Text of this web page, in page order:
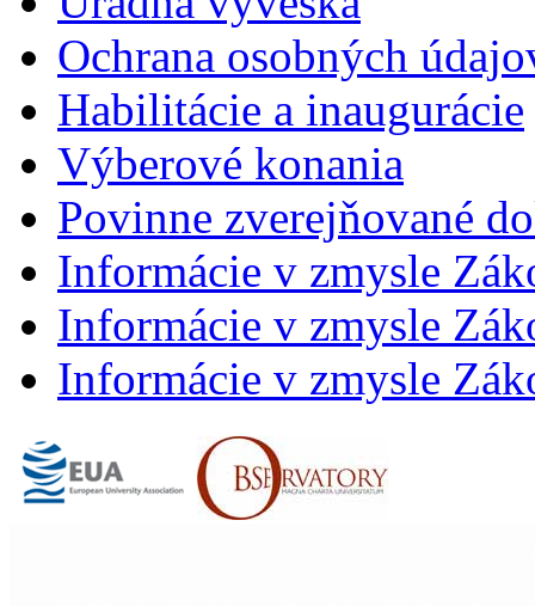
Ochrana osobných
Habilitácie a inaugurácie
Výberové konania
Povinne zverejňované
Informácie v zmysle
Informácie v zmysle
Informácie v zmysle